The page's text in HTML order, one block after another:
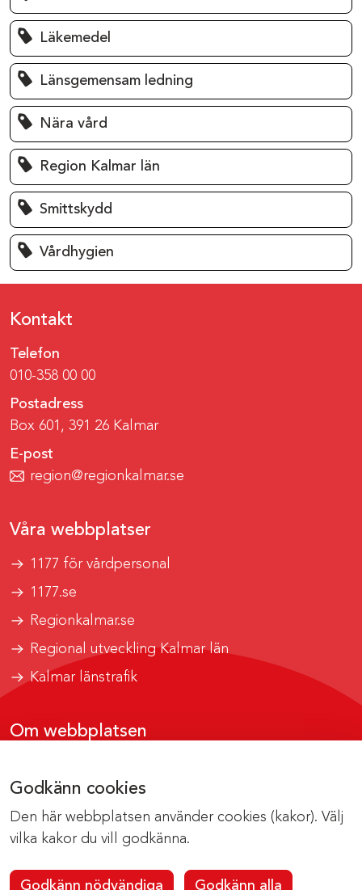
Godkänn cookies
Den här webbplatsen använder cookies (kakor). Välj
vilka kakor du vill godkänna.
Godkänn nödvändiga Godkänn alla
Läkemedel
Länsgemensam ledning
Nära vård
Region Kalmar län
Smittskydd
Vårdhygien
Kontakt
Telefon
010-358 00 00
Postadress
Box 601, 391 26 Kalmar
E-post
region@regionkalmar.se
Våra webbplatser
1177 för vårdpersonal
1177.se
Regionkalmar.se
Regional utveckling Kalmar län
Kalmar länstrafik
Om webbplatsen
Om cookies
Kontakta webbredaktionen